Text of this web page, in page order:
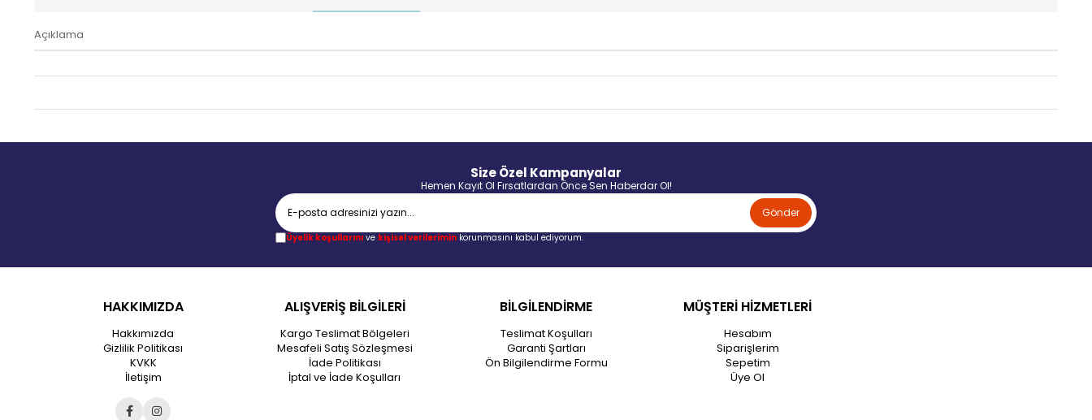
Açıklama
Size Özel Kampanyalar
Hemen Kayıt Ol Fırsatlardan Önce Sen Haberdar Ol!
Gönder
Üyelik koşullarınıve kişisel verileriminkorunmasını kabul ediyorum.
HAKKIMIZDA
Hakkımızda
Gizlilik Politikası
KVKK
İletişim
ALIŞVERİŞ BİLGİLERİ
Kargo Teslimat Bölgeleri
Mesafeli Satış Sözleşmesi
İade Politikası
İptal ve İade Koşulları
BİLGİLENDİRME
Teslimat Koşulları
Garanti Şartları
Ön Bilgilendirme Formu
MÜŞTERİ HİZMETLERİ
Hesabım
Siparişlerim
Sepetim
Üye Ol